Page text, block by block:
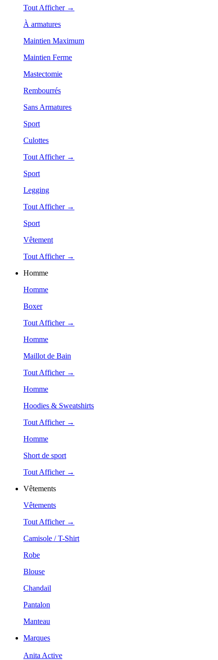
Tout Afficher →
À armatures
Maintien Maximum
Maintien Ferme
Mastectomie
Rembourrés
Sans Armatures
Sport
Culottes
Tout Afficher →
Sport
Legging
Tout Afficher →
Sport
Vêtement
Tout Afficher →
Homme
Homme
Boxer
Tout Afficher →
Homme
Maillot de Bain
Tout Afficher →
Homme
Hoodies & Sweatshirts
Tout Afficher →
Homme
Short de sport
Tout Afficher →
Vêtements
Vêtements
Tout Afficher →
Camisole / T-Shirt
Robe
Blouse
Chandail
Pantalon
Manteau
Marques
Anita Active